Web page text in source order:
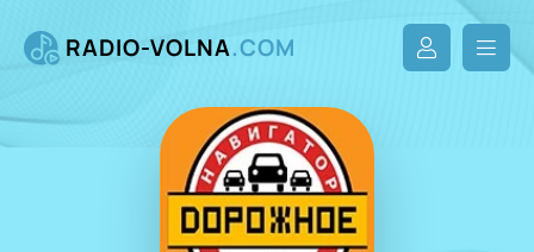
RADIO-VOLNA.COM